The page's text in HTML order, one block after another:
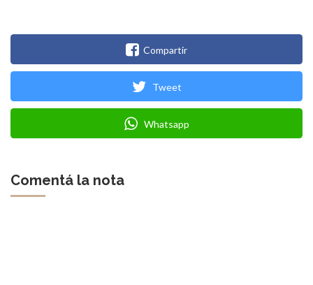
Compartir
Tweet
Whatsapp
Comentá la nota